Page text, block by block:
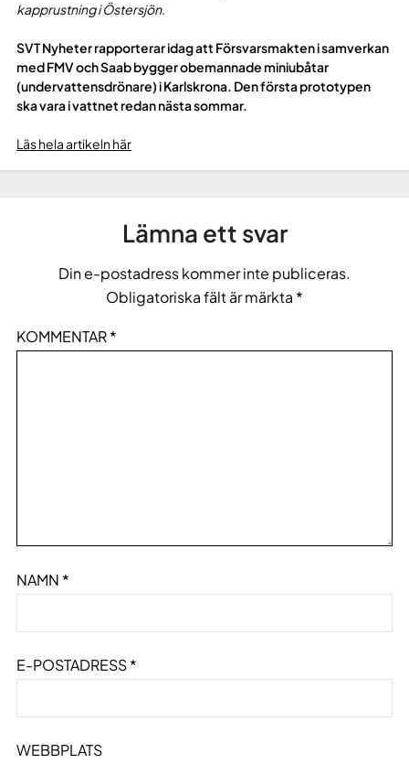
kapprustning i Östersjön.
SVT Nyheter rapporterar idag att Försvarsmakten i samverkan
med FMV och Saab bygger obemannade miniubåtar
(undervattensdrönare) i Karlskrona. Den första prototypen
ska vara i vattnet redan nästa sommar.
Läs hela artikeln här
Lämna ett svar
Din e-postadress kommer inte publiceras.
Obligatoriska fält är märkta *
KOMMENTAR*
NAMN *
E-POSTADRESS*
WEBBPLATS